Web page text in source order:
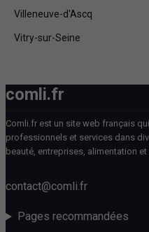
Villeneuve-d'Ascq
Vitry-sur-Seine
comli.fr
Comli.fr est un site web français
professionnels et services dans
beauté, entreprises, alimentation
contact@comli.fr
Pages recommandées